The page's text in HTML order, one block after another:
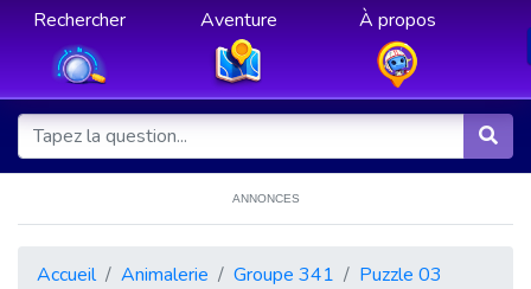
Rechercher Aventure À propos
ANNONCES
Accueil Animalerie Groupe 341
Puzzle 03